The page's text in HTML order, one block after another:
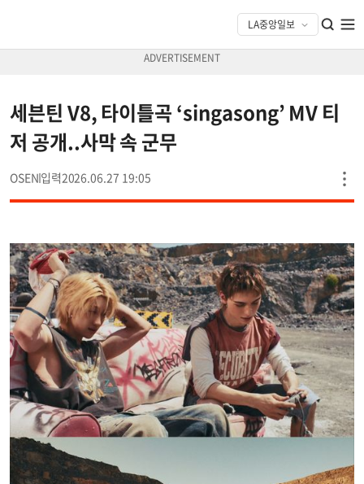
세븐틴 V8, 타이틀곡 ‘singasong’ MV 티
저 공개..사막 속 군무
OSEN 2026.06.27 19:05